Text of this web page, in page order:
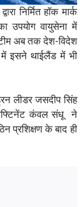
निर्मित हॉक मार्क
उपयोग वायुसेना में
टीम अब तक देश-विदेश
इसने थाईलैंड में भी
लीडर जसदीप सिंह
कंवल संधू ने
प्रशिक्षण के बाद ही